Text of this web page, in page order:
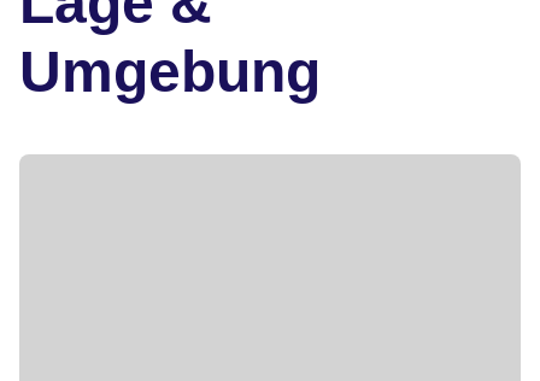
Umgebung